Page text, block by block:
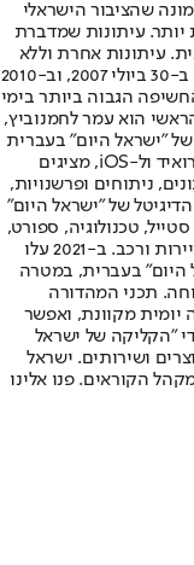
שהציבור הישראלי
יותר. עיתונות שמדברת
עיתונות אחרת וללא
תשלום. המהדורה המודפסת הראשונה פורסמה ב-30 ביולי 2007, וב-2010
הגבוה ביותר בימי
הוא עמר לחמנוביץ,
"ישראל היום" בעברית
ובאנגלית, כמו כן היישומונים (אפליקציות) לאנדרואיד ול-iOS, מציגים
ניתוחים ופרשנויות,
של "ישראל היום"
טכנולוגיה, ספורט,
כלכלה וצרכנות, בריאות, חיילים, אוכל, יהדות, תיירות ורכב. ב-2021 עלו
היום" בעברית, במטרה
תכני המהדורה
יומית מקוונת, ואפשר
"הקליקה של ישראל
ושירותים. ישראל
הקוראים. פנו אלינו